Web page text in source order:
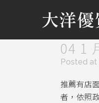
04 1
Posted at
推薦有店
者，依照